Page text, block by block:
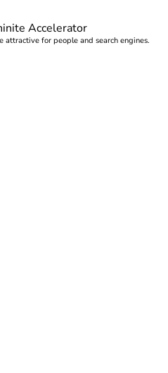
Accelerator
attractive for people and search engines.